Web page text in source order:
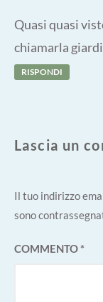
Quasi quasi
chiamarla
RISPONDI
Lascia un
Il tuo indirizzo
sono
COMMENTO*